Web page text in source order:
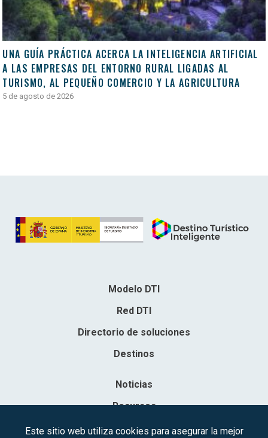
UNA GUÍA PRÁCTICA ACERCA LA INTELIGENCIA ARTIFICIAL
A LAS EMPRESAS DEL ENTORNO RURAL LIGADAS AL
TURISMO, AL PEQUEÑO COMERCIO Y LA AGRICULTURA
5 de agosto de 2026
Modelo DTI
Red DTI
Directorio de soluciones
Destinos
Noticias
Recursos
Contacto
Este sitio web utiliza cookies para asegurar la mejor